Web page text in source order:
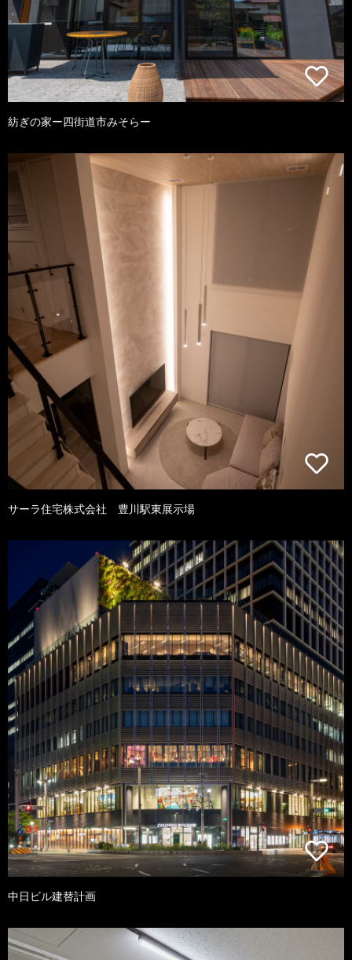
紡ぎの家ー四街道市みそらー
サーラ住宅株式会社 豊川駅東展示場
中日ビル建替計画